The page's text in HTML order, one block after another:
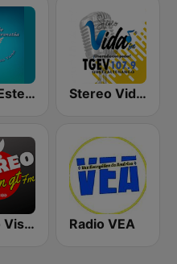
Radio Estereo Maranatha Stereo Vida 107.9 FM
Stereo Vision Radio VEA